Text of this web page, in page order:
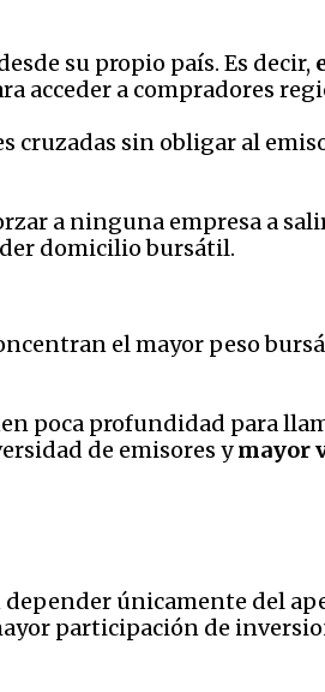
su propio país. Es decir,
acceder a compradores
cruzadas sin obligar al
a ninguna empresa a
domicilio bursátil.
el mayor peso
poca profundidad para
de emisores ymayor
únicamente del
participación de